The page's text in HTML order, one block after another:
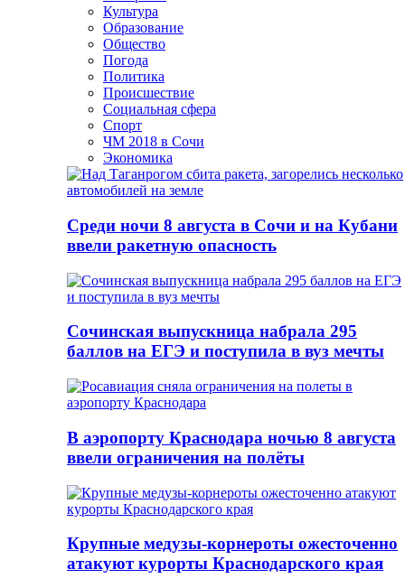
Культура
Образование
Общество
Погода
Политика
Происшествие
Социальная сфера
Спорт
ЧМ 2018 в Сочи
Экономика
Среди ночи 8 августа в Сочи и на Кубани
ввели ракетную опасность
Сочинская выпускница набрала 295
баллов на ЕГЭ и поступила в вуз мечты
В аэропорту Краснодара ночью 8 августа
ввели ограничения на полёты
Крупные медузы-корнероты ожесточенно
атакуют курорты Краснодарского края